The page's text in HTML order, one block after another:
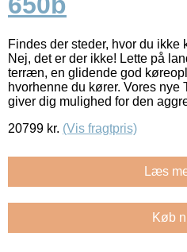
Findes der steder, hvor du
Nej, det er der ikke! Lette på
terræn, en glidende god
hvorhenne du kører. Vores nye
giver dig mulighed for den
20799 kr. (Vis fragtpris)
Læs
Køb